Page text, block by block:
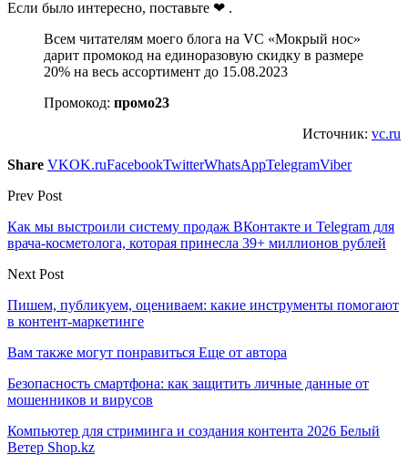
Если было интересно, поставьте ❤ .
Всем читателям моего блога на VC «Мокрый нос»
дарит промокод на единоразовую скидку в размере
20% на весь ассортимент до 15.08.2023
Промокод: промо23
Источник: vc.ru
Share VKOK.ruFacebookTwitterWhatsAppTelegramViber
Prev Post
Как мы выстроили систему продаж ВКонтакте и Telegram для
врача-косметолога, которая принесла 39+ миллионов рублей
Next Post
Пишем, публикуем, оцениваем: какие инструменты помогают
в контент-маркетинге
Вам также могут понравиться Еще от автора
Безопасность смартфона: как защитить личные данные от
мошенников и вирусов
Компьютер для стриминга и создания контента 2026 Белый
Ветер Shop.kz